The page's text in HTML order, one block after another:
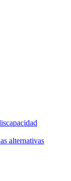
alternativas